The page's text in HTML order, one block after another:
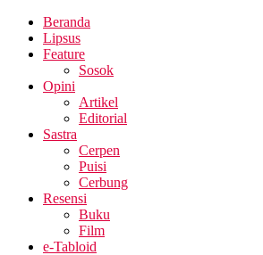
Beranda
Lipsus
Feature
Sosok
Opini
Artikel
Editorial
Sastra
Cerpen
Puisi
Cerbung
Resensi
Buku
Film
e-Tabloid